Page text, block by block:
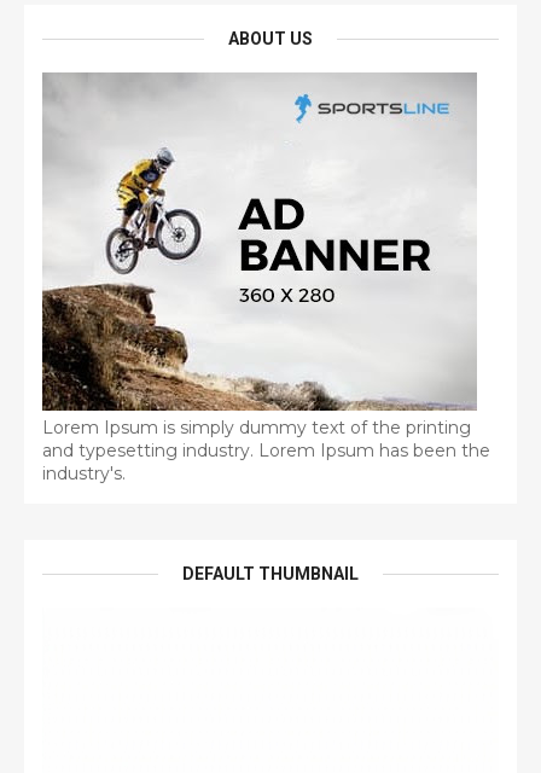
ABOUT US
Lorem Ipsum is simply dummy text of the printing
and typesetting industry. Lorem Ipsum has been the
industry's.
DEFAULT THUMBNAIL